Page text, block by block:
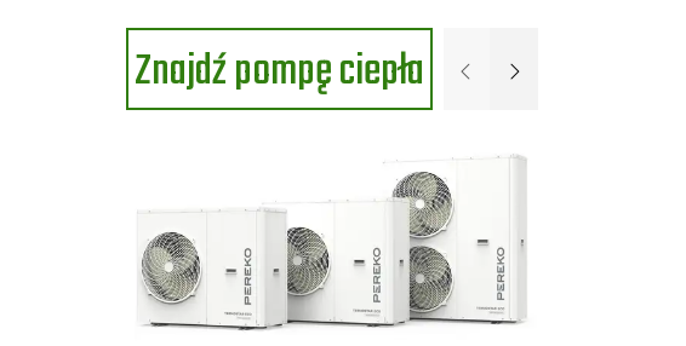
Znajdź pompę ciepła PoprzednieNastępne